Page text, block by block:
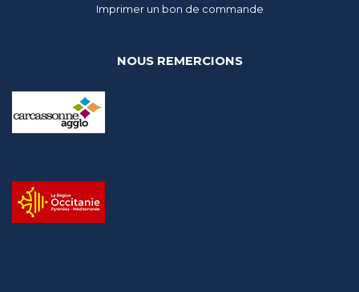
Imprimer un bon de commande
NOUS REMERCIONS